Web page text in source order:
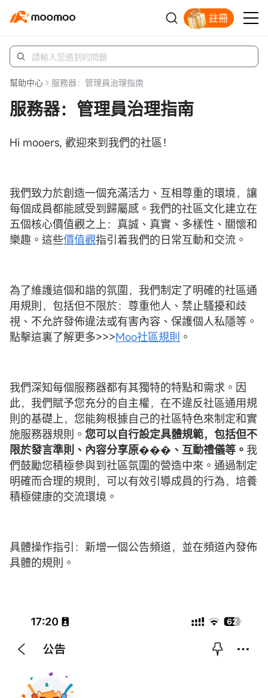
註冊
幫助中心 服務器：管理員治理指南
服務器：管理員治理指南
Hi mooers, 歡迎來到我們的社區！
我們致力於創造一個充滿活力、互相尊重的環境，讓
每個成員都能感受到歸屬感。我們的社區文化建立在
五個核心價值觀之上：真誠、真實、多樣性、關懷和
樂趣。這些價值觀指引着我們的日常互動和交流。
為了維護這個和諧的氛圍，我們制定了明確的社區通
用規則，包括但不限於：尊重他人、禁止騷擾和歧
視、不允許發佈違法或有害內容、保護個人私隱等。
點擊這裏了解更多>>>Moo社區規則 。
我們深知每個服務器都有其獨特的特點和需求。因
此，我們賦予您充分的自主權，在不違反社區通用規
則的基礎上，您能夠根據自己的社區特色來制定和實
施服務器規則。 您可以自行設定具體規範，包括但不
限於發言準則、內容分享原���、互動禮儀等。 我
們鼓勵您積極參與到社區氛圍的營造中來。通過制定
明確而合理的規則，可以有效引導成員的行為，培養
積極健康的交流環境。
具體操作指引：新增一個公告頻道，並在頻道內發佈
具體的規則。